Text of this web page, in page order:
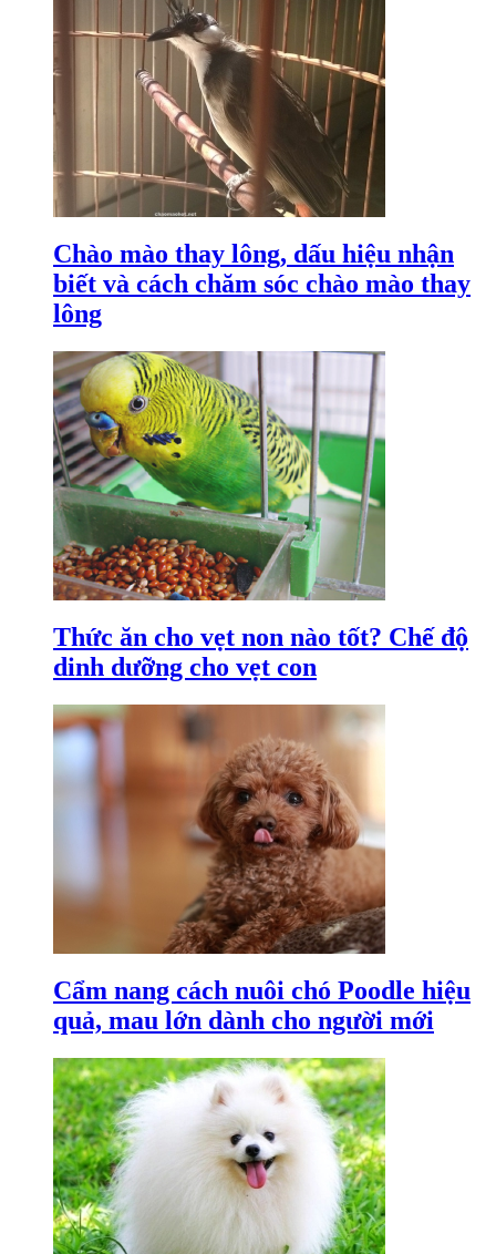
Chào mào thay lông, dấu hiệu nhận
biết và cách chăm sóc chào mào thay
lông
Thức ăn cho vẹt non nào tốt? Chế độ
dinh dưỡng cho vẹt con
Cẩm nang cách nuôi chó Poodle hiệu
quả, mau lớn dành cho người mới